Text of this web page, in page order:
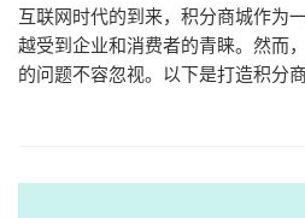
互联网时代的到来，积分商城作为
越受到企业和消费者的青睐。然而
的问题不容忽视。以下是打造积分
问题。 1、用户体验优化 积分商城
和舒适度。同时，通过数据分析和